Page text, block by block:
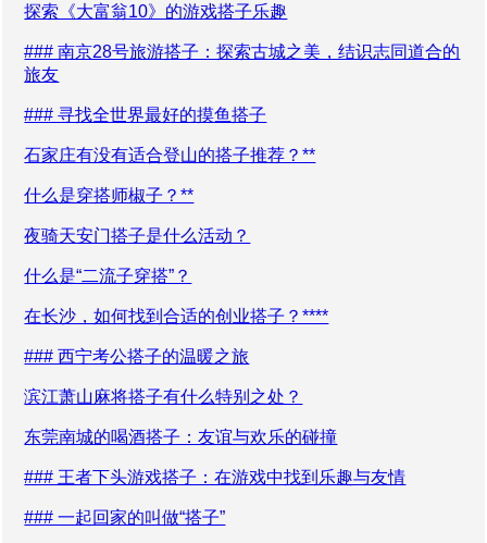
探索《大富翁10》的游戏搭子乐趣
### 南京28号旅游搭子：探索古城之美，结识志同道合的
旅友
### 寻找全世界最好的摸鱼搭子
石家庄有没有适合登山的搭子推荐？**
什么是穿搭师椒子？**
夜骑天安门搭子是什么活动？
什么是“二流子穿搭”？
在长沙，如何找到合适的创业搭子？****
### 西宁考公搭子的温暖之旅
滨江萧山麻将搭子有什么特别之处？
东莞南城的喝酒搭子：友谊与欢乐的碰撞
### 王者下头游戏搭子：在游戏中找到乐趣与友情
### 一起回家的叫做“搭子”